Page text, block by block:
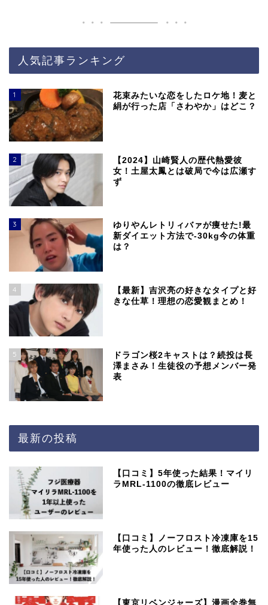
人気記事ランキング
1
花束みたいな恋をしたロケ地！麦と
絹が行った店「さわやか」はどこ？
2
【2024】山崎賢人の歴代熱愛彼
女！土屋太鳳とは破局で今は広瀬す
ず
3
ゆりやんレトリィバァが痩せた!最
新ダイエット方法で-30kg今の体重
は？
4
【最新】吉沢亮の好きなタイプと好
きな仕草！理想の恋愛観まとめ！
5
ドラゴン桜2キャストは？続投は長
澤まさみ！生徒役の予想メンバー発
表
最新の投稿
【口コミ】5年使った結果！マイリ
ラMRL-1100の徹底レビュー
【口コミ】ノーフロスト冷凍庫を15
年使った人のレビュー！徹底解説！
【東京リベンジャーズ】漫画全巻無